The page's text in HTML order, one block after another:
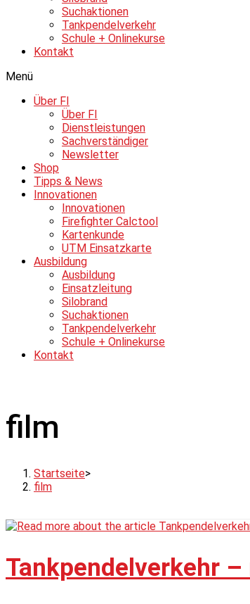
Suchaktionen
Tankpendelverkehr
Schule + Onlinekurse
Kontakt
Menü
Über FI
Über FI
Dienstleistungen
Sachverständiger
Newsletter
Shop
Tipps & News
Innovationen
Innovationen
Firefighter Calctool
Kartenkunde
UTM Einsatzkarte
Ausbildung
Ausbildung
Einsatzleitung
Silobrand
Suchaktionen
Tankpendelverkehr
Schule + Onlinekurse
Kontakt
film
Startseite>
film
Tankpendelverkehr